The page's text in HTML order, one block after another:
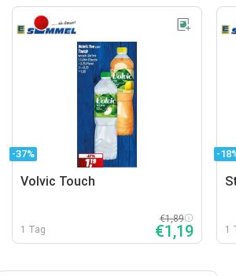
-37%
Volvic Touch
1 Tag
€1,89
€1,19
-
1